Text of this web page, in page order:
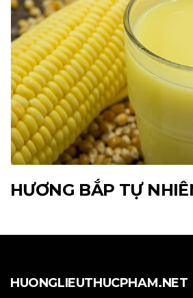
HƯƠNG BẮP TỰ
HUONGLIEUTHUCPHAM.NET